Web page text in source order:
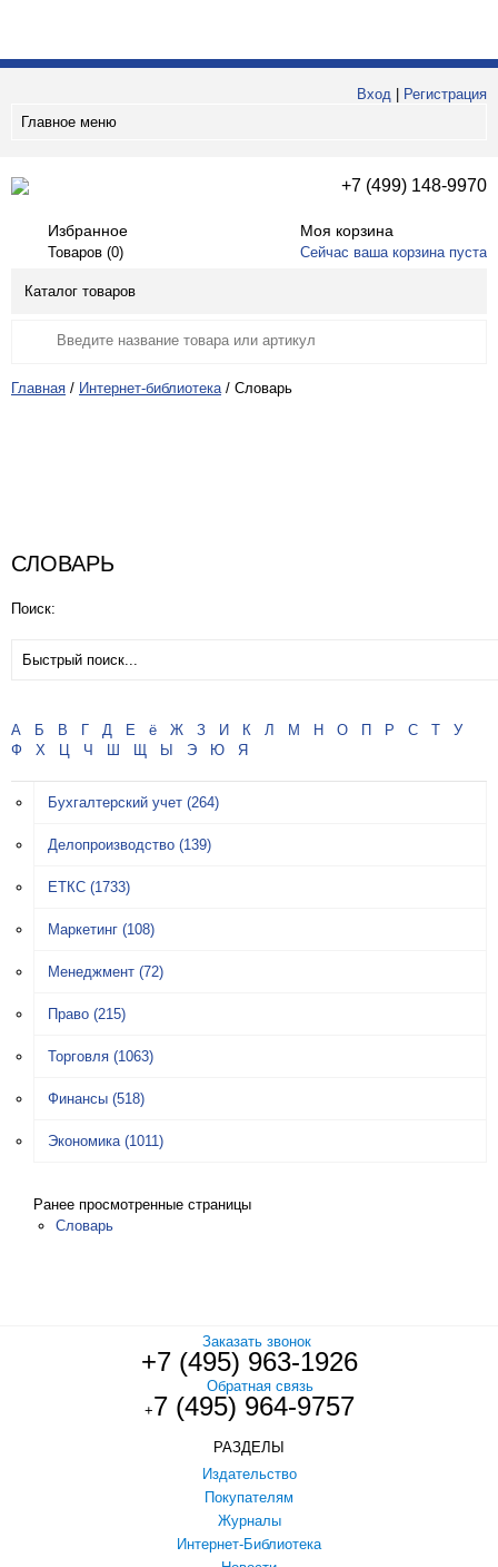
Вход
Регистрация
Главное меню
+7 (499) 148-9970
Избранное
Товаров (0)
Моя корзина
Сейчас ваша корзина пуста
Каталог товаров
Главная / Интернет-библиотека / Словарь
СЛОВАРЬ
Поиск:
А Б В Г Д Е ё Ж З И К Л М Н О П Р С Т
У
Ф
Х Ц Ч Ш Щ Ы Э Ю Я
Бухгалтерский учет (264)
Делопроизводство (139)
ЕТКС (1733)
Маркетинг (108)
Менеджмент (72)
Право (215)
Торговля (1063)
Финансы (518)
Экономика (1011)
Ранее просмотренные страницы
Словарь
Заказать звонок
+7 (495) 963-1926
Обратная связь
+7 (495) 964-9757
РАЗДЕЛЫ
Издательство
Покупателям
Журналы
Интернет-Библиотека